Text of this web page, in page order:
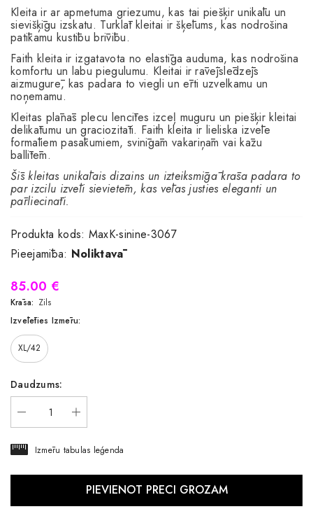
Kleita ir ar apmetuma griezumu, kas tai piešķir unikālu un
sievišķīgu izskatu. Turklāt kleitai ir šķēlums, kas nodrošina
patīkamu kustību brīvību.
Faith kleita ir izgatavota no elastīga auduma, kas nodrošina
komfortu un labu piegulumu. Kleitai ir rāvējslēdzējs
aizmugurē, kas padara to viegli un ērti uzvelkamu un
noņemamu.
Kleitas plānās plecu lencītes izceļ muguru un piešķir kleitai
delikātumu un graciozitāti. Faith kleita ir lieliska izvēle
formāliem pasākumiem, svinīgām vakariņām vai kāzu
ballītēm.
Šīs kleitas unikālais dizains un izteiksmīgā krāsa padara to
par izcilu izvēli sievietēm, kas vēlas justies eleganti un
pārliecināti.
Produkta kods: MaxK-sinine-3067
Pieejamība: Noliktavā
85.00 €
Krāsa: Zils
Izvēlēties Izmēru:
XL/42
Daudzums:
Izmēru tabulas leģenda